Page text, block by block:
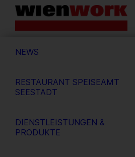
Barrierefreie
Bedienung
Webseite
NEWS
RESTAURANT SPEISEAMT
SEESTADT
DIENSTLEISTUNGEN &
PRODUKTE